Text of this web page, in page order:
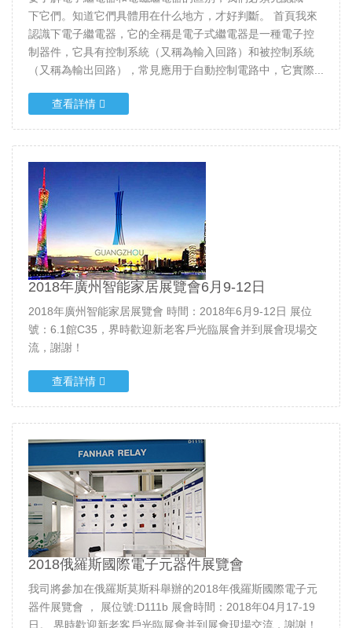
下它們。知道它們具體用在什么地方，才好判斷。 首頁我來
認識下電子繼電器，它的全稱是電子式繼電器是一種電子控
制器件，它具有控制系統（又稱為輸入回路）和被控制系統
（又稱為輸出回路），常見應用于自動控制電路中，它實際...
查看詳情
2018年廣州智能家居展覽會6月9-12日
2018年廣州智能家居展覽會 時間：2018年6月9-12日 展位
號：6.1館C35，界時歡迎新老客戶光臨展會并到展會現場交
流，謝謝！
查看詳情
2018俄羅斯國際電子元器件展覽會
我司將參加在俄羅斯莫斯科舉辦的2018年俄羅斯國際電子元
器件展覽會 ， 展位號:D111b 展會時間：2018年04月17-19
日。 界時歡迎新老客戶光臨展會并到展會現場交流，謝謝！